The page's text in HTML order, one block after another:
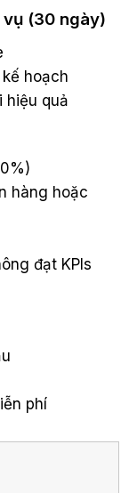
(30 ngày)
hoạch
hiệu quả
hàng hoặc
đạt KPIs
phí